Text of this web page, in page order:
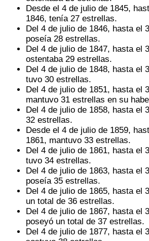
Desde el 4 de julio de 1845,
1846, tenía 27 estrellas.
Del 4 de julio de 1846, hasta el
poseía 28 estrellas.
Del 4 de julio de 1847, hasta el
ostentaba 29 estrellas.
Del 4 de julio de 1848, hasta el
tuvo 30 estrellas.
Del 4 de julio de 1851, hasta el
mantuvo 31 estrellas en su
Del 4 de julio de 1858, hasta el
32 estrellas.
Desde el 4 de julio de 1859,
1861, mantuvo 33 estrellas.
Del 4 de julio de 1861, hasta el
tuvo 34 estrellas.
Del 4 de julio de 1863, hasta el
poseía 35 estrellas.
Del 4 de julio de 1865, hasta el
un total de 36 estrellas.
Del 4 de julio de 1867, hasta el
poseyó un total de 37 estrellas.
Del 4 de julio de 1877, hasta el